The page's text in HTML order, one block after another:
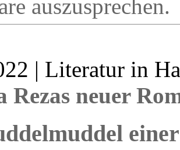
auszusprechen.
| Literatur in
Rezas neuer